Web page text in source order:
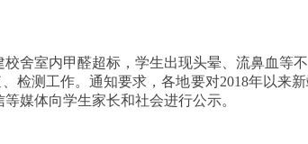
舍室内甲醛超标，学生出现头晕、流鼻血等
检测工作。通知要求，各地要对2018年以来
媒体向学生家长和社会进行公示。